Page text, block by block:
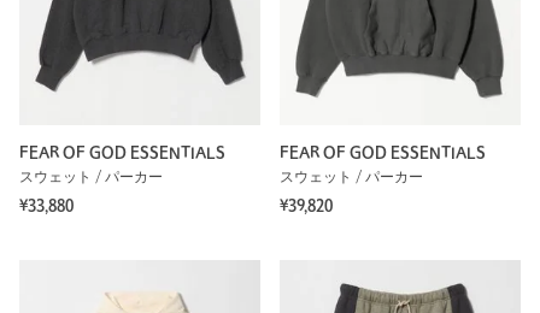
FEAR OF GOD ESSENTIALS
スウェット / パーカー
¥33,880
FEAR OF GOD ESSENTIALS
スウェット / パーカー
¥39,820